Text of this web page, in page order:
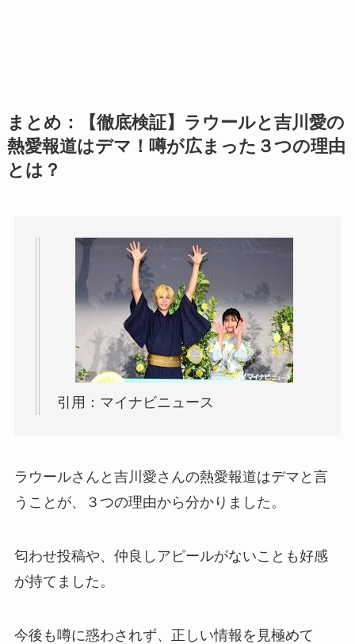
まとめ：【徹底検証】ラウールと吉川愛の
熱愛報道はデマ！噂が広まった３つの理由
とは？
引用：マイナビニュース
ラウールさんと吉川愛さんの熱愛報道はデマと言
うことが、３つの理由から分かりました。
匂わせ投稿や、仲良しアピールがないことも好感
が持てました。
今後も噂に惑わされず、正しい情報を見極めて